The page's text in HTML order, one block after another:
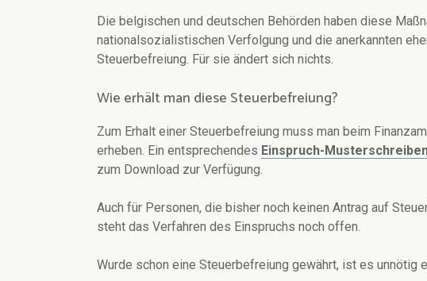
Die belgischen und deutschen Behörden haben diese
nationalsozialistischen Verfolgung und die anerkannten
Steuerbefreiung. Für sie ändert sich nichts.
Wie erhält man diese Steuerbefreiung?
Zum Erhalt einer Steuerbefreiung muss man beim
erheben. Ein entsprechendes Einspruch-
zum Download zur Verfügung.
Auch für Personen, die bisher noch keinen Antrag auf
steht das Verfahren des Einspruchs noch offen.
Wurde schon eine Steuerbefreiung gewährt, ist es unnötig